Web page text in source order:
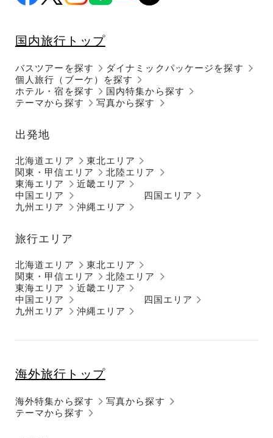
国内旅行トップ
バスツアーを探す
個人旅行（ブーケ）を探す
ダイナミックパッケージを探す
ホテル・宿を探す
国内特集から探す
テーマから探す
写真から探す
出発地
北海道エリア
東北エリア
関東・甲信エリア
北陸エリア
東海エリア
近畿エリア
中国エリア
四国エリア
九州エリア
沖縄エリア
旅行エリア
北海道エリア
東北エリア
関東・甲信エリア
北陸エリア
東海エリア
近畿エリア
中国エリア
四国エリア
九州エリア
沖縄エリア
海外旅行トップ
海外特集から探す
テーマから探す
写真から探す